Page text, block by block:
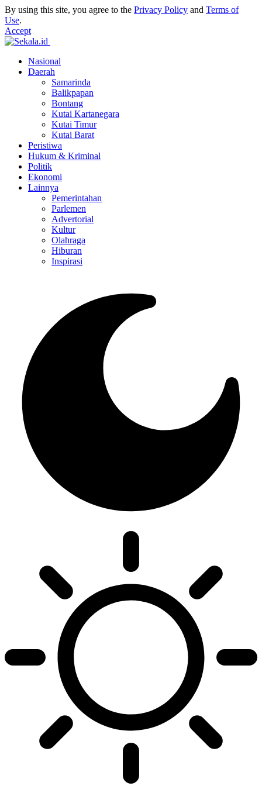
By using this site, you agree to the Privacy Policy and Terms of
Use.
Accept
Nasional
Daerah
Samarinda
Balikpapan
Bontang
Kutai Kartanegara
Kutai Timur
Kutai Barat
Peristiwa
Hukum & Kriminal
Politik
Ekonomi
Lainnya
Pemerintahan
Parlemen
Advertorial
Kultur
Olahraga
Hiburan
Inspirasi